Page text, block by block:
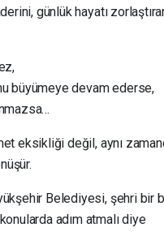
günlük hayatı
büyümeye devam ederse,
eksikliği değil, aynı
Belediyesi, şehri bir
adım atmalı diye